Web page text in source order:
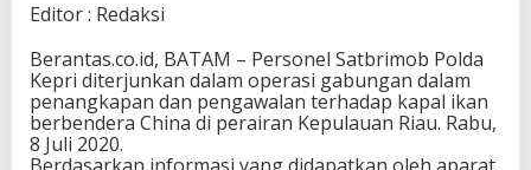
Editor : Redaksi
Berantas.co.id, BATAM – Personel Satbrimob Polda
Kepri diterjunkan dalam operasi gabungan dalam
penangkapan dan pengawalan terhadap kapal ikan
berbendera China di perairan Kepulauan Riau. Rabu,
8 Juli 2020.